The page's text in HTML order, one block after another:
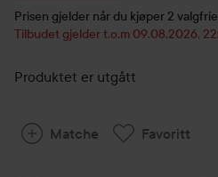
Prisen gjelder når du kjøper 2
Tilbudet gjelder t.o.m 09.08.2026,
Produktet er utgått
Matche Favoritt